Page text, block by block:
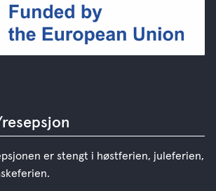
er stengt i høstferien, juleferien,